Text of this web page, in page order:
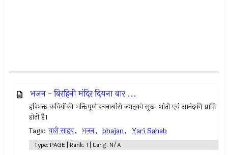
भजन - बिरहिनी मंदिर दियना बार ...
हरिभक्त कवियोंकी भक्तिपूर्ण रचनाओंसे जगत्‌को सुख-शांती एवं आनंदकी प्राप्ति
होती है।
Tags: यारी साहब, भजन, bhajan, Yari Sahab
Type: PAGE | Rank: 1 | Lang: N/A